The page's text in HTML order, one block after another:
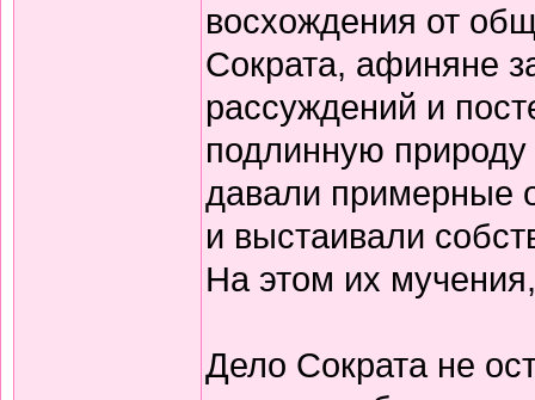
восхождения от
Сократа, афиняне
рассуждений и
подлинную природу
давали примерные
и выстаивали
На этом их
Дело Сократа не